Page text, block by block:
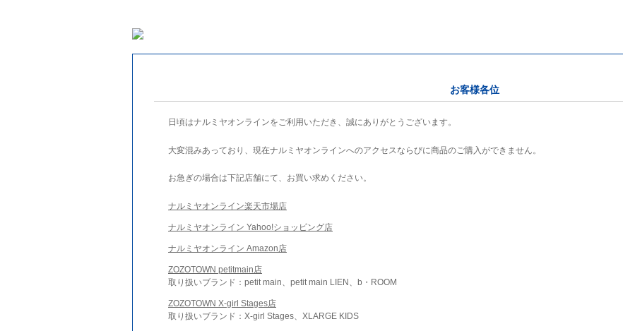
お客様各位
日頃はナルミヤオンラインをご利用いただき、誠にありがとうございます。
大変混みあっており、現在ナルミヤオンラインへのアクセスならびに商品のご購入ができません。
お急ぎの場合は下記店舗にて、お買い求めください。
ナルミヤオンライン楽天市場店
ナルミヤオンライン Yahoo!ショッピング店
ナルミヤオンライン Amazon店
ZOZOTOWN petitmain店
取り扱いブランド：petit main、petit main LIEN、b・ROOM
ZOZOTOWN X-girl Stages店
取り扱いブランド：X-girl Stages、XLARGE KIDS